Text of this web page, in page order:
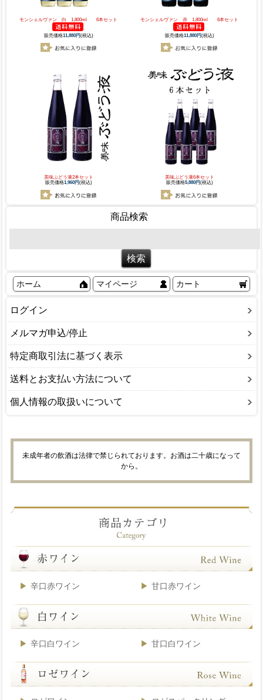
モンシェルヴァン 白 1,800ml 6本セット
販売価格11,880円(税込)
モンシェルヴァン 赤 1,800ml 6本セット
販売価格11,880円(税込)
美味ぶどう液2本セット
販売価格1,960円(税込)
美味ぶどう液6本セット
販売価格5,880円(税込)
商品検索
ホーム マイページ カート
ログイン
メルマガ申込/停止
特定商取引法に基づく表示
送料とお支払い方法について
個人情報の取扱いについて
未成年者の飲酒は法律で禁じられております。お酒は二十歳になって
から。
辛口赤ワイン 甘口赤ワイン
辛口白ワイン 甘口白ワイン